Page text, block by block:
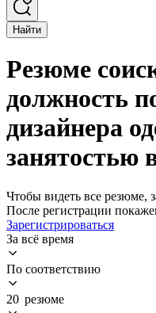
Найти
Резюме
должность
дизайнера
занятостью
Чтобы видеть все резюме,
После регистрации
Зарегистрироваться
За всё время
По соответствию
20 резюме